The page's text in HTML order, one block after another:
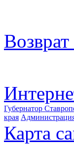
Губернатор
края
Карта